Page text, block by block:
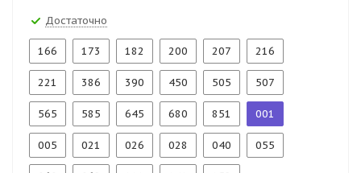
Достаточно
166 173 182 200 207 216
221 386 390 450 505 507
565 585 645 680 851 001
005 021 026 028 040 055